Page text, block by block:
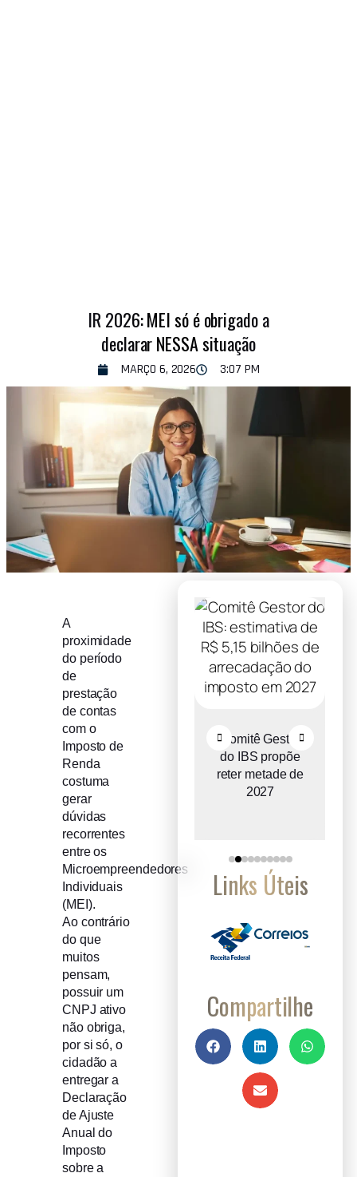
IR 2026: MEI só é obrigado a
declarar NESSA situação
MARÇO 6, 2026 3:07 PM
A
proximidade
do período
de
prestação
de contas
com o
Imposto de
Renda
costuma
gerar
dúvidas
recorrentes
entre os
Microempreendedores
Individuais
(MEI).
Ao contrário
do que
muitos
pensam,
possuir um
CNPJ ativo
não obriga,
por si só, o
cidadão a
entregar a
Declaração
de Ajuste
Anual do
Imposto
sobre a
Recuperação
judicial cresce
entre micro e
empresas
Comitê Gestor
do IBS propõe
reter metade de
2027
Links Úteis
Compartilhe